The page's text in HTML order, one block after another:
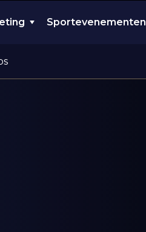
Sportevenementen